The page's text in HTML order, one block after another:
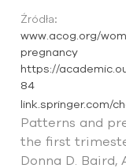
Źródła:
www.acog.org/
pregnancy
https://
84
link.springer.com/
Patterns and
the first
Donna D. Baird,